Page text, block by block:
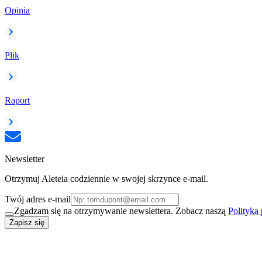
Opinia
Plik
Raport
Newsletter
Otrzymuj Aleteia codziennie w swojej skrzynce e-mail.
Twój adres e-mail
Zgadzam się na otrzymywanie newslettera. Zobacz naszą Polityka
Zapisz się